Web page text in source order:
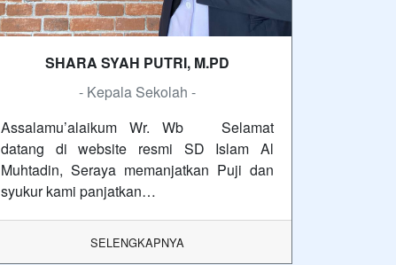
SHARA SYAH PUTRI, M.PD
- Kepala Sekolah -
Assalamu’alaikum Wr. Wb Selamat
datang di website resmi SD Islam Al
Muhtadin, Seraya memanjatkan Puji dan
syukur kami panjatkan…
SELENGKAPNYA